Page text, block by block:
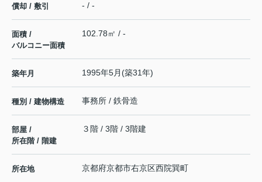
償却 / 敷引 - / -
面積 /
バルコニー面積
102.78㎡ / -
築年月 1995年5月(築31年)
種別 / 建物構造 事務所 / 鉄骨造
部屋 /
所在階 / 階建
３階 / 3階 / 3階建
所在地 京都府京都市右京区西院巽町